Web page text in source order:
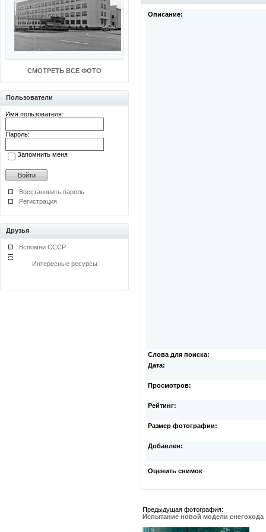
СМОТРЕТЬ ВСЕ ФОТО
Пользователи
Имя пользователя:
Пароль:
Запомнить меня
Восстановить пароль
Регистрация
Друзья
Вспомни СССР
Интересные ресурсы
Описание:
Слова для поиска:
Дата:
Просмотров:
Рейтинг:
Размер фотографии:
Добавлен:
Оценить снимок
Предыдущая фотография:
Испытание новой модели снегохода